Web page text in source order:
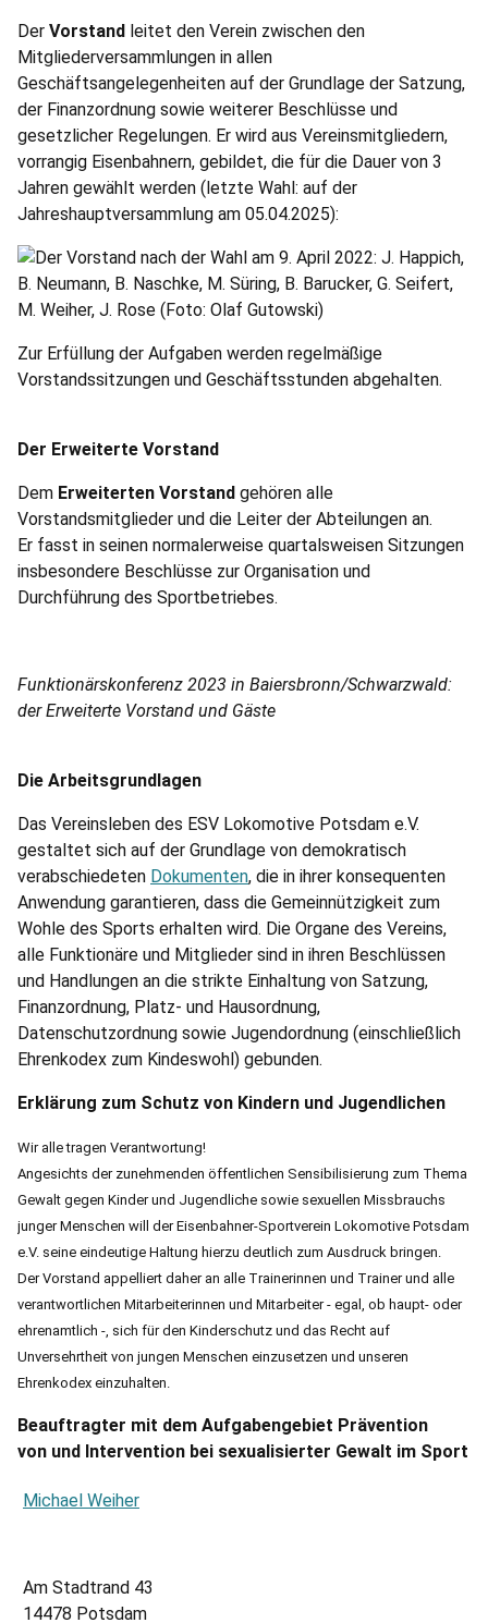
Der Vorstand leitet den Verein zwischen den
Mitgliederversammlungen in allen
Geschäftsangelegenheiten auf der Grundlage der Satzung,
der Finanzordnung sowie weiterer Beschlüsse und
gesetzlicher Regelungen. Er wird aus Vereinsmitgliedern,
vorrangig Eisenbahnern, gebildet, die für die Dauer von 3
Jahren gewählt werden (letzte Wahl: auf der
Jahreshauptversammlung am 05.04.2025):
Zur Erfüllung der Aufgaben werden regelmäßige
Vorstandssitzungen und Geschäftsstunden abgehalten.
Der Erweiterte Vorstand
Dem Erweiterten Vorstand gehören alle
Vorstandsmitglieder und die Leiter der Abteilungen an.
Er fasst in seinen normalerweise quartalsweisen Sitzungen
insbesondere Beschlüsse zur Organisation und
Durchführung des Sportbetriebes.
Funktionärskonferenz 2023 in Baiersbronn/Schwarzwald:
der Erweiterte Vorstand und Gäste
Die Arbeitsgrundlagen
Das Vereinsleben des ESV Lokomotive Potsdam e.V.
gestaltet sich auf der Grundlage von demokratisch
verabschiedeten Dokumenten, die in ihrer konsequenten
Anwendung garantieren, dass die Gemeinnützigkeit zum
Wohle des Sports erhalten wird. Die Organe des Vereins,
alle Funktionäre und Mitglieder sind in ihren Beschlüssen
und Handlungen an die strikte Einhaltung von Satzung,
Finanzordnung, Platz- und Hausordnung,
Datenschutzordnung sowie Jugendordnung (einschließlich
Ehrenkodex zum Kindeswohl) gebunden.
Erklärung zum Schutz von Kindern und Jugendlichen
Wir alle tragen Verantwortung!
Angesichts der zunehmenden öffentlichen Sensibilisierung zum Thema
Gewalt gegen Kinder und Jugendliche sowie sexuellen Missbrauchs
junger Menschen will der Eisenbahner-Sportverein Lokomotive Potsdam
e.V. seine eindeutige Haltung hierzu deutlich zum Ausdruck bringen.
Der Vorstand appelliert daher an alle Trainerinnen und Trainer und alle
verantwortlichen Mitarbeiterinnen und Mitarbeiter - egal, ob haupt- oder
ehrenamtlich -, sich für den Kinderschutz und das Recht auf
Unversehrtheit von jungen Menschen einzusetzen und unseren
Ehrenkodex einzuhalten.
Beauftragter mit dem Aufgabengebiet Prävention
von und Intervention bei sexualisierter Gewalt im Sport
Michael Weiher
Am Stadtrand 43
14478 Potsdam